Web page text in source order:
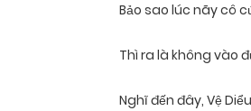
Bảo sao lúc nãy cô
Thì ra là không vào
Nghĩ đến đây, Vệ